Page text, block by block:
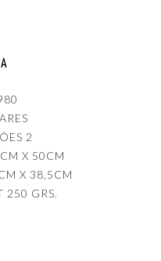
2
X 50CM
X 38,5CM
250 GRS.